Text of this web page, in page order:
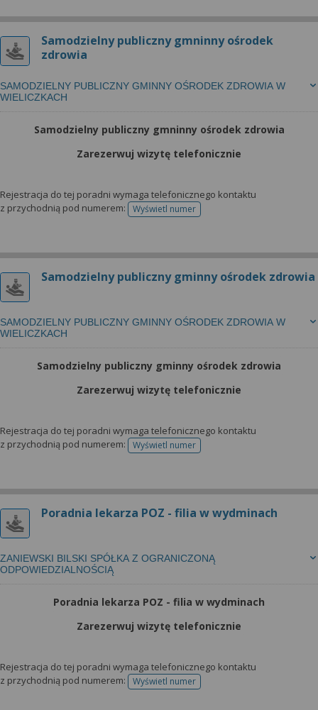
Samodzielny publiczny gmninny ośrodek
zdrowia
SAMODZIELNY PUBLICZNY GMINNY OŚRODEK ZDROWIA W
WIELICZKACH
Samodzielny publiczny gmninny ośrodek zdrowia
Zarezerwuj wizytę telefonicznie
Rejestracja do tej poradni wymaga telefonicznego kontaktu
z przychodnią pod numerem:
Wyświetl numertelefonu do rejestracji
Samodzielny publiczny gminny ośrodek zdrowia
SAMODZIELNY PUBLICZNY GMINNY OŚRODEK ZDROWIA W
WIELICZKACH
Samodzielny publiczny gminny ośrodek zdrowia
Zarezerwuj wizytę telefonicznie
Rejestracja do tej poradni wymaga telefonicznego kontaktu
z przychodnią pod numerem:
Wyświetl numertelefonu do rejestracji
Poradnia lekarza POZ - filia w wydminach
ZANIEWSKI BILSKI SPÓŁKA Z OGRANICZONĄ
ODPOWIEDZIALNOŚCIĄ
Poradnia lekarza POZ - filia w wydminach
Zarezerwuj wizytę telefonicznie
Rejestracja do tej poradni wymaga telefonicznego kontaktu
z przychodnią pod numerem:
Wyświetl numertelefonu do rejestracji